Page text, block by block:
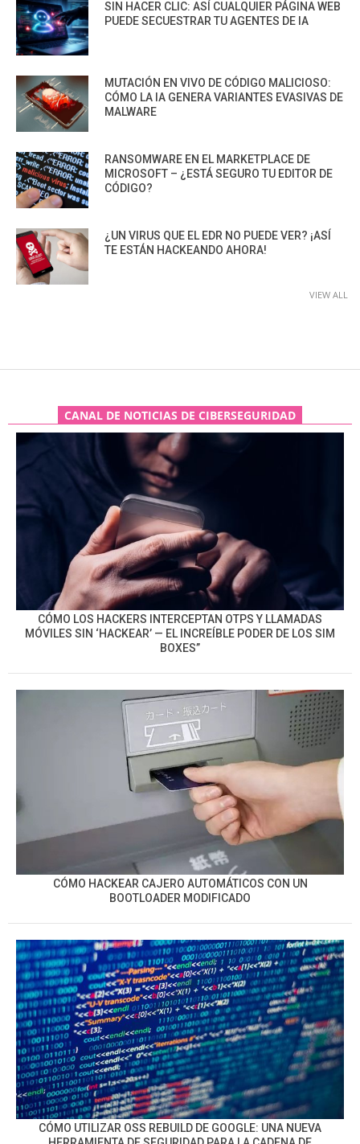
SIN HACER CLIC: ASÍ CUALQUIER PÁGINA WEB
PUEDE SECUESTRAR TU AGENTES DE IA
MUTACIÓN EN VIVO DE CÓDIGO MALICIOSO:
CÓMO LA IA GENERA VARIANTES EVASIVAS DE
MALWARE
RANSOMWARE EN EL MARKETPLACE DE
MICROSOFT – ¿ESTÁ SEGURO TU EDITOR DE
CÓDIGO?
¿UN VIRUS QUE EL EDR NO PUEDE VER? ¡ASÍ
TE ESTÁN HACKEANDO AHORA!
VIEW ALL
CANAL DE NOTICIAS DE CIBERSEGURIDAD
CÓMO LOS HACKERS INTERCEPTAN OTPS Y LLAMADAS
MÓVILES SIN ‘HACKEAR’ — EL INCREÍBLE PODER DE LOS SIM
BOXES”
CÓMO HACKEAR CAJERO AUTOMÁTICOS CON UN
BOOTLOADER MODIFICADO
CÓMO UTILIZAR OSS REBUILD DE GOOGLE: UNA NUEVA